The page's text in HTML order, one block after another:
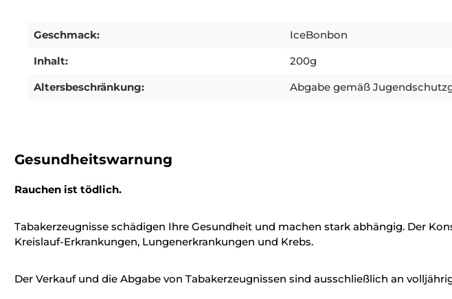
Geschmack:
IceBonbon
Inhalt:
200g
Altersbeschränkung:
Abgabe gemäß
Gesundheitswarnung
Rauchen ist tödlich.
Tabakerzeugnisse schädigen Ihre Gesundheit und machen stark abhängig. Der
Kreislauf-Erkrankungen, Lungenerkrankungen und Krebs.
Der Verkauf und die Abgabe von Tabakerzeugnissen sind ausschließlich an